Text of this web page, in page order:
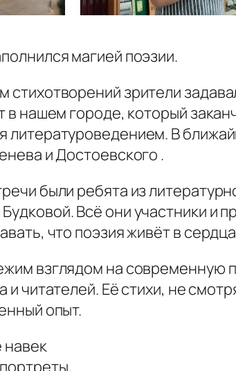
магией поэзии.
зрители
в нашем городе, который
литературоведением. В
и Достоевского .
были ребята из
Всё они участники и
что поэзия живёт в
взглядом на современную
и читателей. Её стихи, не
опыт.
навек